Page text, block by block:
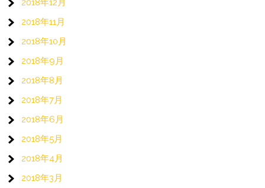
2018年12月
2018年11月
2018年10月
2018年9月
2018年8月
2018年7月
2018年6月
2018年5月
2018年4月
2018年3月